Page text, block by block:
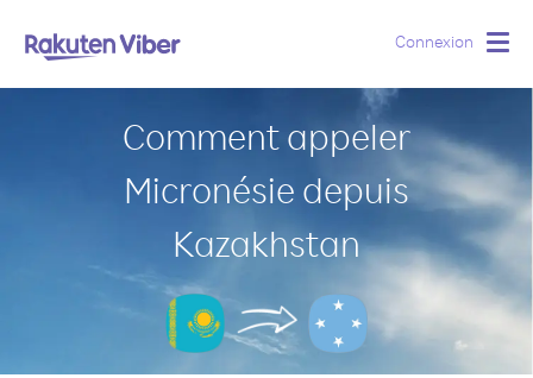
Connexion
Comment appeler
Micronésie depuis
Kazakhstan